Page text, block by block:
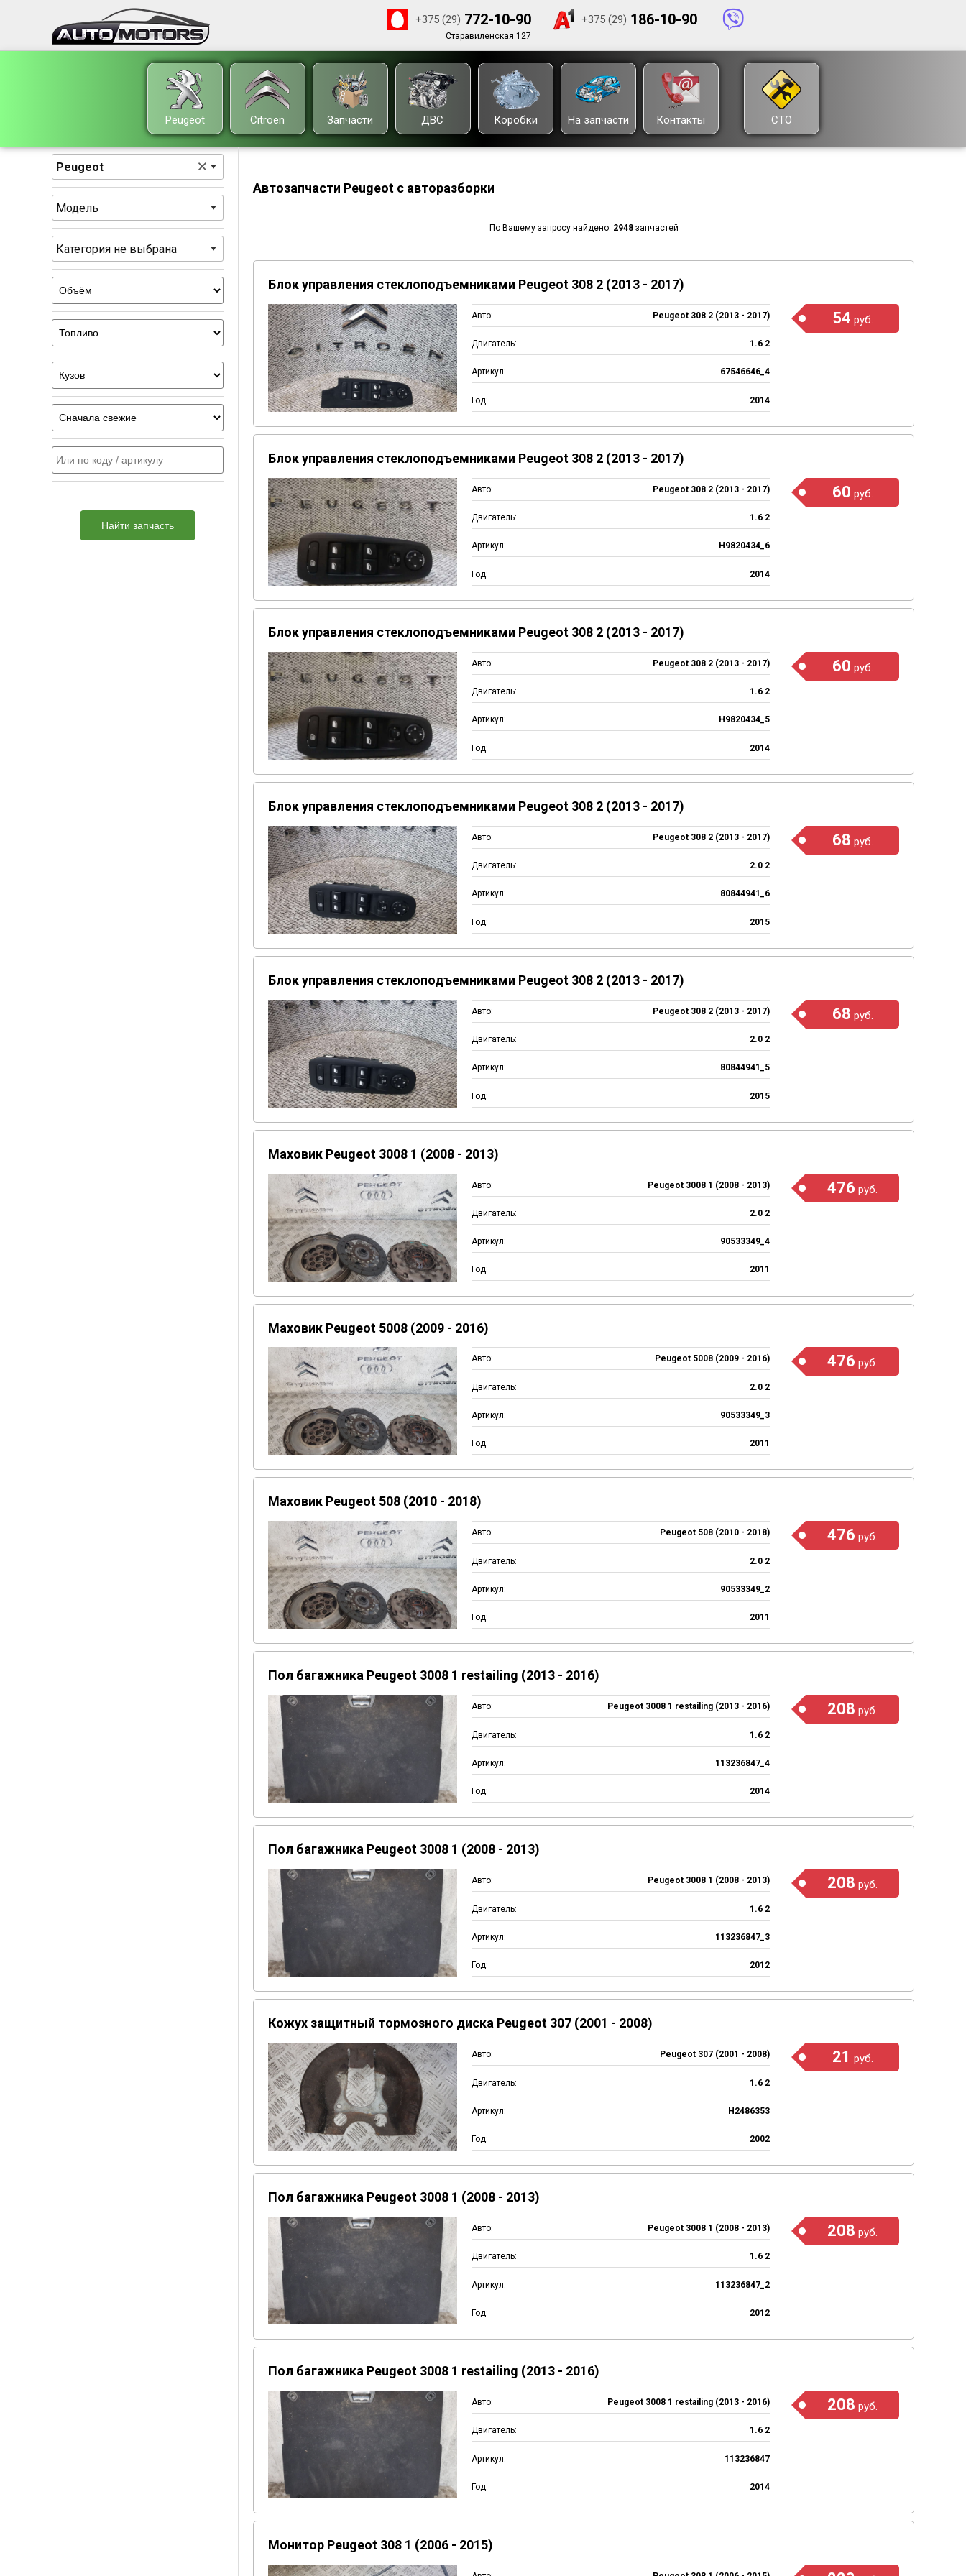
+375 (29) 772-10-90
Старавиленская 127
+375 (29) 186-10-90
Peugeot Citroen Запчасти ДВС Коробки На запчасти Контакты СТО
Peugeot
Модель
Категория не выбрана
Найти запчасть
Автозапчасти Peugeot с авторазборки
По Вашему запросу найдено: 2948запчастей
Блок управления стеклоподъемниками Peugeot 308 2 (2013 - 2017)
Авто: Peugeot 308 2 (2013 - 2017)
Двигатель: 1.6 2
Артикул: 67546646_4
Год: 2014
54 руб.
Блок управления стеклоподъемниками Peugeot 308 2 (2013 - 2017)
Авто: Peugeot 308 2 (2013 - 2017)
Двигатель: 1.6 2
Артикул: H9820434_6
Год: 2014
60 руб.
Блок управления стеклоподъемниками Peugeot 308 2 (2013 - 2017)
Авто: Peugeot 308 2 (2013 - 2017)
Двигатель: 1.6 2
Артикул: H9820434_5
Год: 2014
60 руб.
Блок управления стеклоподъемниками Peugeot 308 2 (2013 - 2017)
Авто: Peugeot 308 2 (2013 - 2017)
Двигатель: 2.0 2
Артикул: 80844941_6
Год: 2015
68 руб.
Блок управления стеклоподъемниками Peugeot 308 2 (2013 - 2017)
Авто: Peugeot 308 2 (2013 - 2017)
Двигатель: 2.0 2
Артикул: 80844941_5
Год: 2015
68 руб.
Маховик Peugeot 3008 1 (2008 - 2013)
Авто: Peugeot 3008 1 (2008 - 2013)
Двигатель: 2.0 2
Артикул: 90533349_4
Год: 2011
476 руб.
Маховик Peugeot 5008 (2009 - 2016)
Авто: Peugeot 5008 (2009 - 2016)
Двигатель: 2.0 2
Артикул: 90533349_3
Год: 2011
476 руб.
Маховик Peugeot 508 (2010 - 2018)
Авто: Peugeot 508 (2010 - 2018)
Двигатель: 2.0 2
Артикул: 90533349_2
Год: 2011
476 руб.
Пол багажника Peugeot 3008 1 restailing (2013 - 2016)
Авто: Peugeot 3008 1 restailing (2013 - 2016)
Двигатель: 1.6 2
Артикул: 113236847_4
Год: 2014
208 руб.
Пол багажника Peugeot 3008 1 (2008 - 2013)
Авто: Peugeot 3008 1 (2008 - 2013)
Двигатель: 1.6 2
Артикул: 113236847_3
Год: 2012
208 руб.
Кожух защитный тормозного диска Peugeot 307 (2001 - 2008)
Авто: Peugeot 307 (2001 - 2008)
Двигатель: 1.6 2
Артикул: H2486353
Год: 2002
21 руб.
Пол багажника Peugeot 3008 1 (2008 - 2013)
Авто: Peugeot 3008 1 (2008 - 2013)
Двигатель: 1.6 2
Артикул: 113236847_2
Год: 2012
208 руб.
Пол багажника Peugeot 3008 1 restailing (2013 - 2016)
Авто: Peugeot 3008 1 restailing (2013 - 2016)
Двигатель: 1.6 2
Артикул: 113236847
Год: 2014
208 руб.
Монитор Peugeot 308 1 (2006 - 2015)